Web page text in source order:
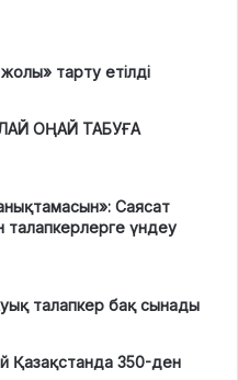
тарту етілді
ОҢАЙ ТАБУҒА
Саясат
талапкерлерге үндеу
талапкер бақ сынады
Қазақстанда 350-ден